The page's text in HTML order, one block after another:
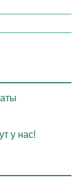
у нас!